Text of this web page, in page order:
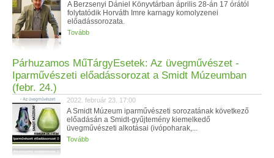
A Berzsenyi Dániel Könyvtárban április 28-án 17 órától
folytatódik Horváth Imre karnagy komolyzenei
előadássorozata.
Tovább
Párhuzamos MűTárgyEsetek: Az üvegművészet -
Iparművészeti előadássorozat a Smidt Múzeumban
(febr. 24.)
2022. február 23. 17:00
A Smidt Múzeum iparművészeti sorozatának következő
előadásán a Smidt-gyűjtemény kiemelkedő
üvegművészeti alkotásai (ivópoharak,...
Tovább